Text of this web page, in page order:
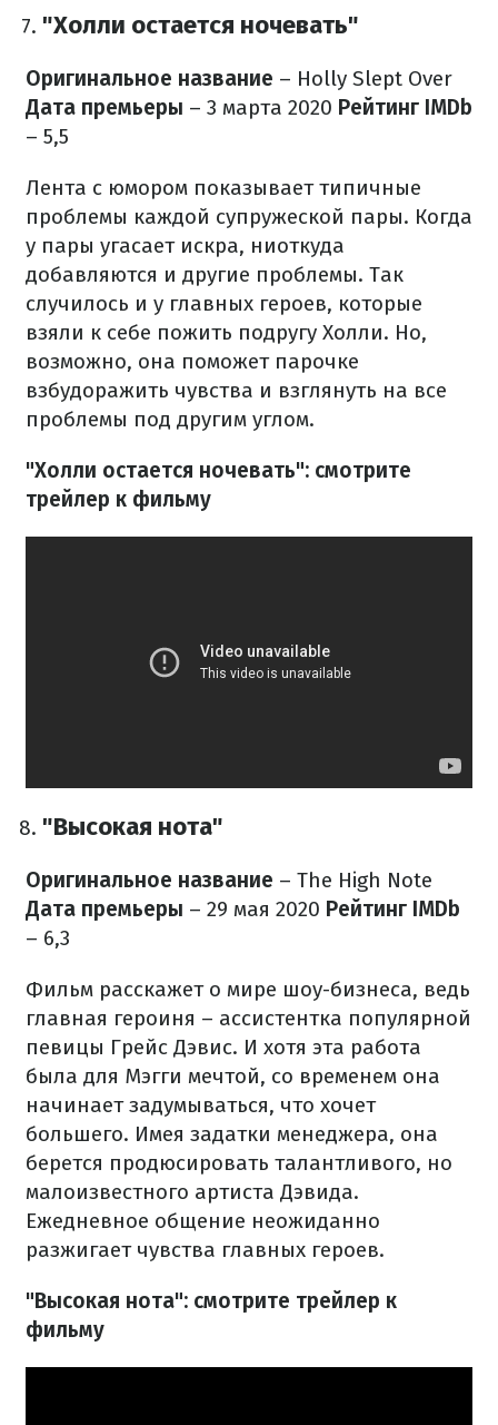
"Холли остается ночевать"
Оригинальное название – Holly Slept Over
Дата премьеры – 3 марта 2020 Рейтинг IMDb
– 5,5
Лента с юмором показывает типичные
проблемы каждой супружеской пары. Когда
у пары угасает искра, ниоткуда
добавляются и другие проблемы. Так
случилось и у главных героев, которые
взяли к себе пожить подругу Холли. Но,
возможно, она поможет парочке
взбудоражить чувства и взглянуть на все
проблемы под другим углом.
"Холли остается ночевать": смотрите
трейлер к фильму
"Высокая нота"
Оригинальное название – The High Note
Дата премьеры – 29 мая 2020 Рейтинг IMDb
– 6,3
Фильм расскажет о мире шоу-бизнеса, ведь
главная героиня – ассистентка популярной
певицы Грейс Дэвис. И хотя эта работа
была для Мэгги мечтой, со временем она
начинает задумываться, что хочет
большего. Имея задатки менеджера, она
берется продюсировать талантливого, но
малоизвестного артиста Дэвида.
Ежедневное общение неожиданно
разжигает чувства главных героев.
"Высокая нота": смотрите трейлер к
фильму